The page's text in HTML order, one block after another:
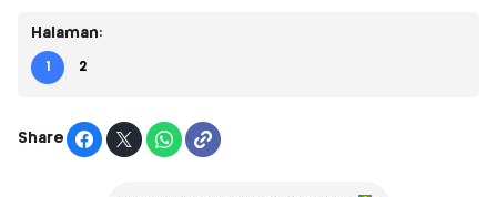
Halaman:
1 2
Share